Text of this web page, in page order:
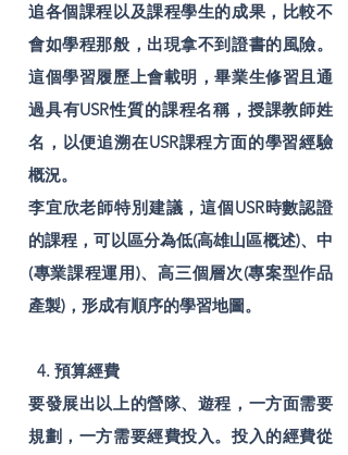
追各個課程以及課程學生的成果，比較不
會如學程那般，出現拿不到證書的風險。
這個學習履歷上會載明，畢業生修習且通
過具有USR性質的課程名稱，授課教師姓
名，以便追溯在USR課程方面的學習經驗
概況。
李宜欣老師特別建議，這個USR時數認證
的課程，可以區分為低(高雄山區概述)、中
(專業課程運用)、高三個層次(專案型作品
產製)，形成有順序的學習地圖。
4. 預算經費
要發展出以上的營隊、遊程，一方面需要
規劃，一方需要經費投入。投入的經費從